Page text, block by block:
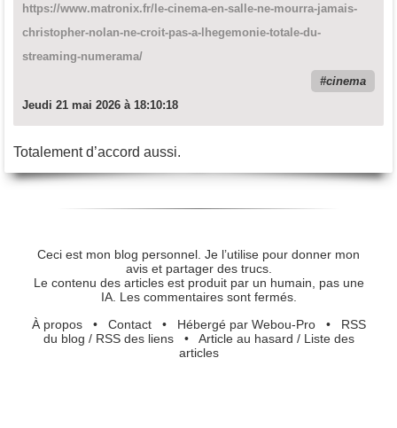
https://www.matronix.fr/le-cinema-en-salle-ne-mourra-jamais-
christopher-nolan-ne-croit-pas-a-lhegemonie-totale-du-
streaming-numerama/
cinema
Jeudi 21 mai 2026 à 18:10:18
Totalement d’accord aussi.
Ceci est mon blog personnel. Je l’utilise pour donner mon
avis et partager des trucs.
Le contenu des articles est produit par un humain, pas une
IA. Les commentaires sont fermés.
À propos• Contact• Hébergé par Webou-Pro• RSS
du blog / RSS des liens• Article au hasard / Liste des
articles